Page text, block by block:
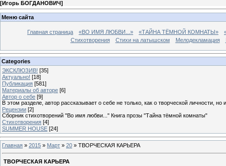
[Игорь БОГДАНОВИЧ]
Меню сайта
Главная страница «ВО ИМЯ ЛЮБВИ...» «ТАЙНА ТЁМНОЙ КОМНАТЫ»
Стихотворения
Стихи на латышском Мелодекламация
Categories
ЭКСКЛЮЗИВ! [35]
Актуально! [18]
Публикация [581]
Материалы об авторе [6]
Автор о себе [9]
В этом разделе, автор рассказывает о себе не только, как о творческой личности,
Рецензии [2]
Сборник стихотворений "Во имя любви..." Книга прозы "Тайна тёмной комнаты"
Стихотворения [4]
SUMMER HOUSE [24]
Главная » 2015 » Март » 20 » ТВОРЧЕСКАЯ КАРЬЕРА
ТВОРЧЕСКАЯ КАРЬЕРА